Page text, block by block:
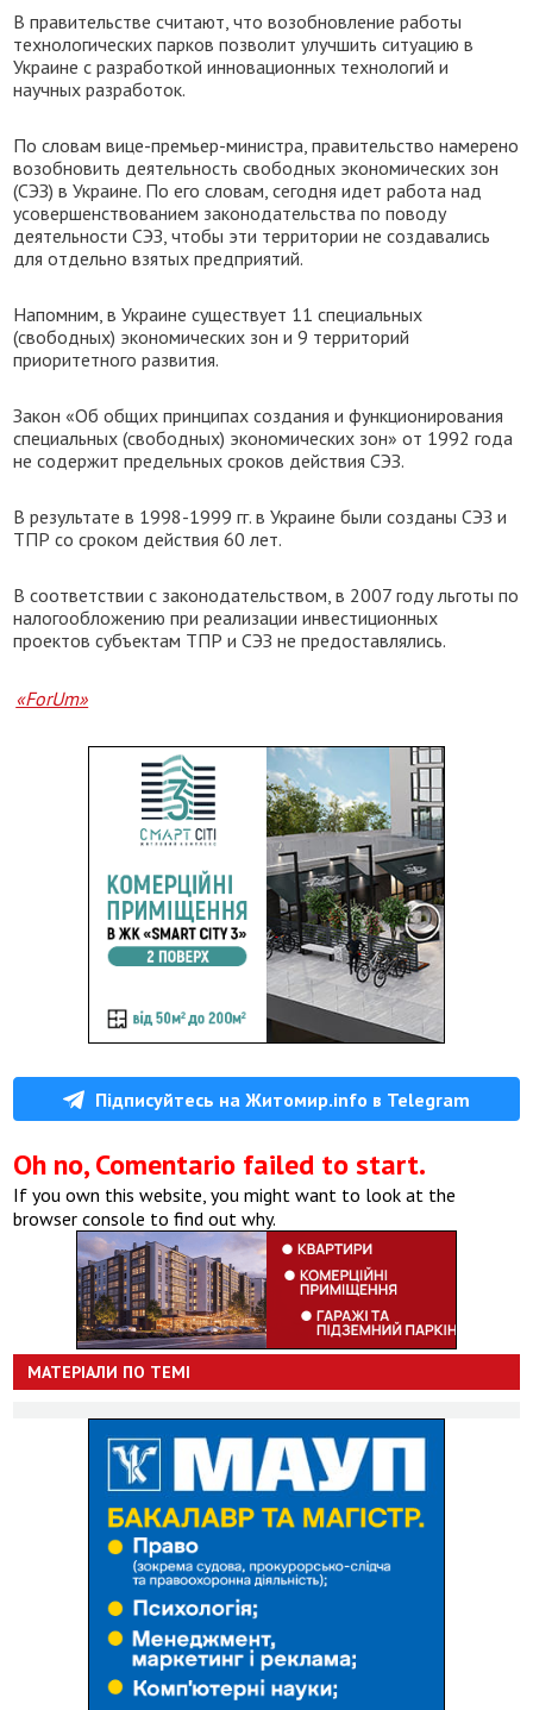
В правительстве считают, что возобновление работы
технологических парков позволит улучшить ситуацию в
Украине с разработкой инновационных технологий и
научных разработок.
По словам вице-премьер-министра, правительство намерено
возобновить деятельность свободных экономических зон
(СЭЗ) в Украине. По его словам, сегодня идет работа над
усовершенствованием законодательства по поводу
деятельности СЭЗ, чтобы эти территории не создавались
для отдельно взятых предприятий.
Напомним, в Украине существует 11 специальных
(свободных) экономических зон и 9 территорий
приоритетного развития.
Закон «Об общих принципах создания и функционирования
специальных (свободных) экономических зон» от 1992 года
не содержит предельных сроков действия СЭЗ.
В результате в 1998-1999 гг. в Украине были созданы СЭЗ и
ТПР со сроком действия 60 лет.
В соответствии с законодательством, в 2007 году льготы по
налогообложению при реализации инвестиционных
проектов субъектам ТПР и СЭЗ не предоставлялись.
«ForUm»
Підписуйтесь на Житомир.info в Telegram
Oh no, Comentario failed to start.
If you own this website, you might want to look at the
browser console to find out why.
МАТЕРІАЛИ ПО ТЕМІ